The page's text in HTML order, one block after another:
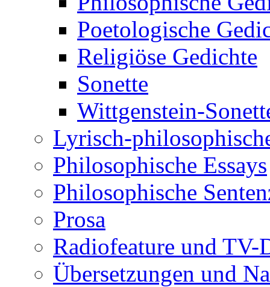
Poetologische
Religiöse Gedichte
Sonette
Wittgenstein-
Lyrisch-
Philosophische Essays
Philosophische
Prosa
Radiofeature und TV-
Übersetzungen und